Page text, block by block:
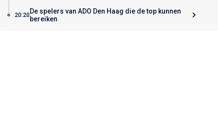
20:20De spelers van ADO Den Haag die de top kunnen
bereiken